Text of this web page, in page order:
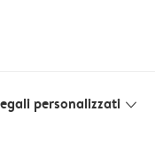
personalizzati slim_arrow_down